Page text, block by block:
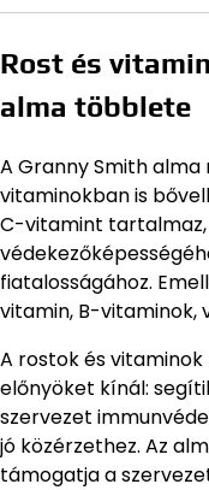
Rost és
alma többlete
A Granny Smith
vitaminokban is
C-vitamint tartalmaz,
fiatalosságához.
vitamin, B-vitaminok,
A rostok és
előnyöket kínál:
szervezet
jó közérzethez. Az
támogatja a